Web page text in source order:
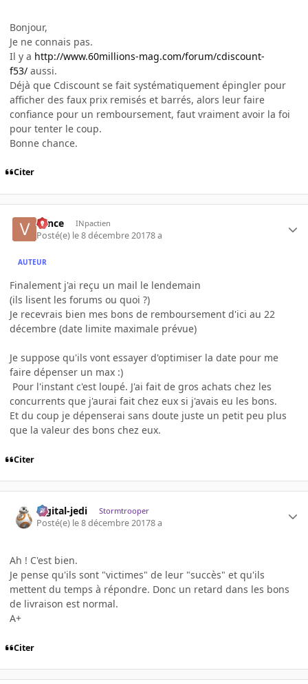
Bonjour,
Je ne connais pas.
Il y a http://www.60millions-mag.com/forum/cdiscount-
f53/ aussi.
Déjà que Cdiscount se fait systématiquement épingler pour
afficher des faux prix remisés et barrés, alors leur faire
confiance pour un remboursement, faut vraiment avoir la foi
pour tenter le coup.
Bonne chance.
Citer
v1nce INpactien
Posté(e) le 8 décembre 20178 a
AUTEUR
Finalement j'ai reçu un mail le lendemain
(ils lisent les forums ou quoi ?)
Je recevrais bien mes bons de remboursement d'ici au 22
décembre (date limite maximale prévue)
Je suppose qu'ils vont essayer d'optimiser la date pour me
faire dépenser un max :)
Pour l'instant c'est loupé. J'ai fait de gros achats chez les
concurrents que j'aurai fait chez eux si j'avais eu les bons.
Et du coup je dépenserai sans doute juste un petit peu plus
que la valeur des bons chez eux.
Citer
digital-jedi Stormtrooper
Posté(e) le 8 décembre 20178 a
Ah ! C'est bien.
Je pense qu'ils sont "victimes" de leur "succès" et qu'ils
mettent du temps à répondre. Donc un retard dans les bons
de livraison est normal.
A+
Citer